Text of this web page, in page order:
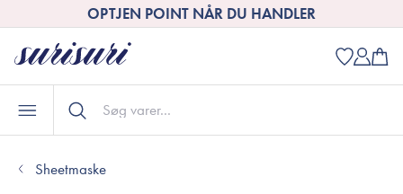
OPTJEN POINT NÅR DU HANDLER
Sheetmaske